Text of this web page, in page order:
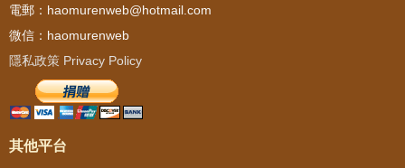
電郵：haomurenweb@hotmail.com
微信：haomurenweb
隱私政策 Privacy Policy
其他平台